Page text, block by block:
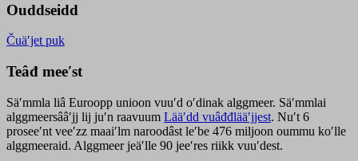
Ouddseidd
Čuäʹjet puk
Teâđ meeʹst
Säʹmmla liâ Euroopp unioon vuuʹd oʹdinak alggmeer. Säʹmmlai
alggmeersââʹjj lij juʹn raavuum Lääʹdd vuâđđlääʹjjest. Nuʹt 6
proseeʹnt veeʹzz maaiʹlm naroodâst leʹbe 476 miljoon oummu koʹlle
alggmeeraid. Alggmeer jeäʹlle 90 jeeʹres riikk vuuʹdest.